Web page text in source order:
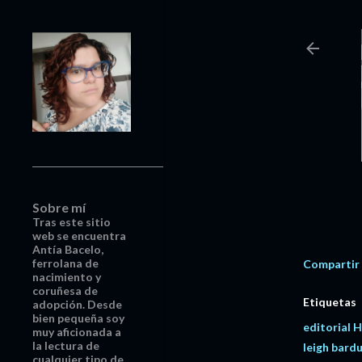
Compartir
Etiquetas
editorial
leigh
Sobre mí
Tras este sitio
web se encuentra
Antía Bacelo,
ferrolana de
nacimiento y
coruñesa de
adopción. Desde
bien pequeña soy
muy aficionada a
la lectura de
cualquier tipo de